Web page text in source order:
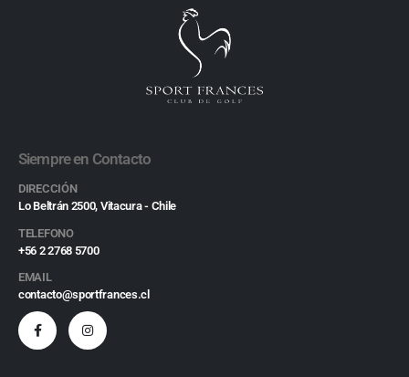
Siempre en Contacto
DIRECCIÓN
Lo Beltrán 2500, Vitacura - Chile
TELEFONO
+56 2 2768 5700
EMAIL
contacto@sportfrances.cl